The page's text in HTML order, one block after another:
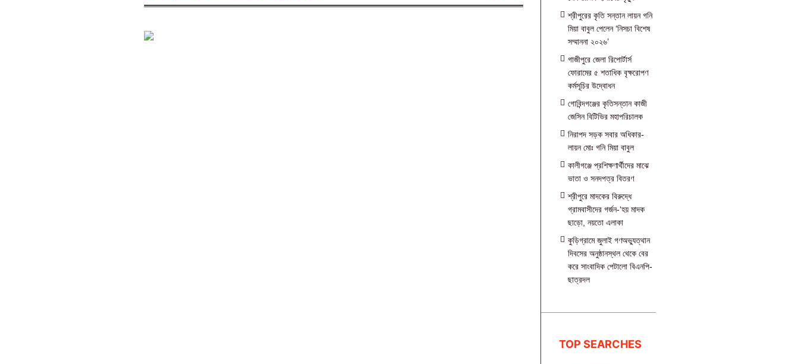
শ্রীপুরের কৃতি সন্তান লায়ন গনি
মিয়া বাবুল পেলেন ‘নিসচা বিশেষ
সম্মাননা ২০২৬’
গাজীপুরে জেলা রিপোর্টার্স
ফোরামের ৫ শতাধিক বৃক্ষরোপণ
কর্মসূচির উদ্বোধন
গোবিন্দগঞ্জের কৃতিসন্তান কাজী
জেসিন বিটিভির মহাপরিচালক
নিরাপদ সড়ক সবার অধিকার-
লায়ন মোঃ গনি মিয়া বাবুল
কালীগঞ্জে প্রশিক্ষণার্থীদের মাঝে
ভাতা ও সনদপত্র বিতরণ
শ্রীপুরে মাদকের বিরুদ্ধে
গ্রামবাসীদের গর্জন-‘হয় মাদক
ছাড়ো, নয়তো এলাকা
কুড়িগ্রামে জুলাই গণঅভ্যুত্থান
দিবসের অনুষ্ঠানস্থল থেকে বের
করে সাংবাদিক পেটালো বিএনপি-
ছাত্রদল
TOP SEARCHES